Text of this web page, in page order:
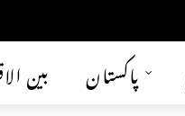
بین پاکستان